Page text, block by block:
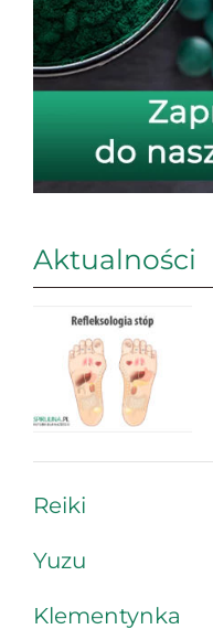
Aktualności
Reiki
Yuzu
Klementynka